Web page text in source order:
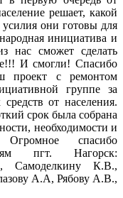
решает, какой
усилия они готовы для
инициатива и
нас сможет сделать
И смогли! Спасибо
проект с ремонтом
группе за
от населения.
срок была собрана
необходимости и
спасибо
пгт. Нагорск:
К.В.,
А.А, Рябову А.В.,